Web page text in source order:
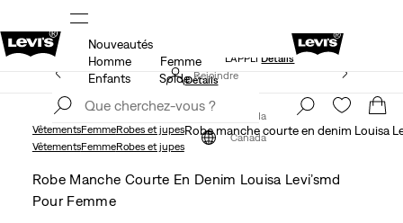
LE MEILLEUR DE LEVI'SMD – MAINTENANT DANS
L’APPLIDétails
Rejoindre
Canada
Nouveautés
Homme
Femme
Enfants
Solde
15 % DE RABAIS SUR VOTRE PREMIÈRE COMMANDE
Détails
maintenant
Canada
VêtementsFemmeRobes et jupesRobe manche courte en denim Louisa
VêtementsFemmeRobes et jupes
Robe Manche Courte En Denim Louisa Levi’smd
Pour Femme